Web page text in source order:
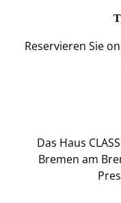
Reservieren Sie
Das Haus
Bremen am